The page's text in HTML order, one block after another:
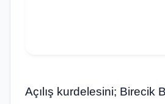
Açılış kurdelesini; Birecik